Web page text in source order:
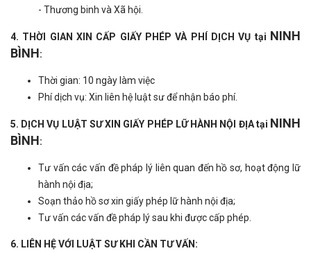
- Thương binh và Xã hội.
4. THỜI GIAN XIN CẤP GIẤY PHÉP VÀ PHÍ DỊCH VỤ tại NINH
BÌNH:
Thời gian: 10 ngày làm việc
Phí dịch vụ: Xin liên hệ luật sư để nhận báo phí.
5. DỊCH VỤ LUẬT SƯ XIN GIẤY PHÉP LỮ HÀNH NỘI ĐỊA tại NINH
BÌNH:
Tư vấn các vấn đề pháp lý liên quan đến hồ sơ, hoạt động lữ
hành nội địa;
Soạn thảo hồ sơ xin giấy phép lữ hành nội địa;
Tư vấn các vấn đề pháp lý sau khi được cấp phép.
6. LIÊN HỆ VỚI LUẬT SƯ KHI CẦN TƯ VẤN: